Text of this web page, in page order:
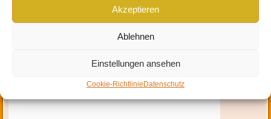
Akzeptieren
Ablehnen
Einstellungen ansehen
Cookie-Richtlinie Datenschutz
Deine E-Mail-Adresse wird nicht veröffentlicht.
markiert